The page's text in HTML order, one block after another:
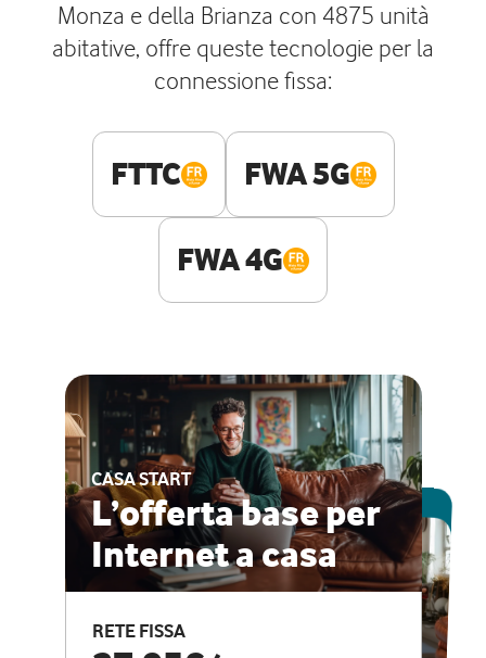
Monza e della Brianza con 4875 unità
abitative, offre queste tecnologie per la
connessione fissa:
FTTC FWA 5G
FWA 4G
CASA START
L’offerta base per
Internet a casa
RETE FISSA
ESCLUSIVA ONLINE
CASA PRO
Internet veloce e